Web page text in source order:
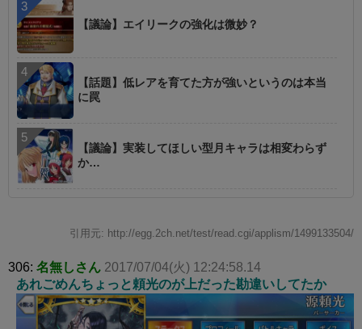
【議論】エイリークの強化は微妙？
【話題】低レアを育てた方が強いというのは本当
に罠
【議論】実装してほしい型月キャラは相変わらず
か…
引用元: http://egg.2ch.net/test/read.cgi/applism/1499133504/
306: 名無しさん 2017/07/04(火) 12:24:58.14
あれごめんちょっと頼光のが上だった勘違いしてたか